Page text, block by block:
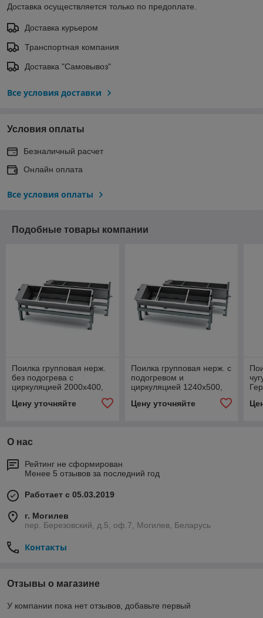
Доставка осуществляется только по предоплате.
Доставка курьером
Транспортная компания
Доставка "Самовывоз"
Все условия доставки
Условия оплаты
Безналичный расчет
Онлайн оплата
Все условия оплаты
Подобные товары компании
Поилка групповая нерж.
без подогрева с
циркуляцией 2000х400,
Цену уточняйте
Поилка групповая нерж. с
подогревом и
циркуляцией 1240х500,
Цену уточняйте
О нас
Рейтинг не сформирован
Менее 5 отзывов за последний год
Работает с 05.03.2019
г. Могилев
пер. Березовский, д.5, оф.7, Могилев, Беларусь
Контакты
Отзывы о магазине
У компании пока нет отзывов, добавьте первый